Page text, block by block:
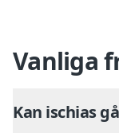
Vanliga
Kan ischias